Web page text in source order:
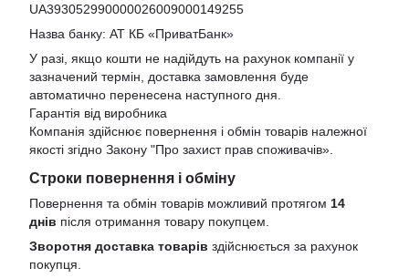
UA393052990000026009000149255
Назва банку: АТ КБ «ПриватБанк»
У разі, якщо кошти не надійдуть на рахунок компанії у
зазначений термін, доставка замовлення буде
автоматично перенесена наступного дня.
Гарантія від виробника
Компанія здійснює повернення і обмін товарів належної
якості згідно Закону "Про захист прав споживачів».
Строки повернення і обміну
Повернення та обмін товарів можливий протягом 14
днів після отримання товару покупцем.
Зворотня доставка товарів здійснюється за рахунок
покупця.